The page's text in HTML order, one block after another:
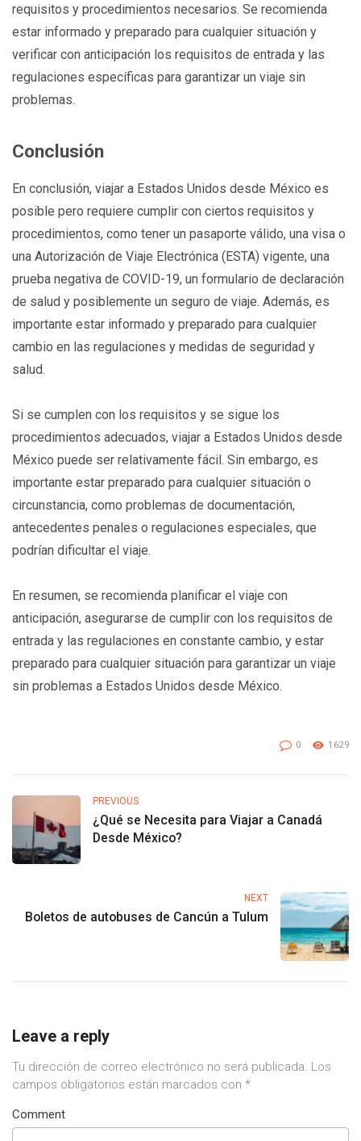
requisitos y procedimientos necesarios. Se recomienda
estar informado y preparado para cualquier situación y
verificar con anticipación los requisitos de entrada y las
regulaciones específicas para garantizar un viaje sin
problemas.
Conclusión
En conclusión, viajar a Estados Unidos desde México es
posible pero requiere cumplir con ciertos requisitos y
procedimientos, como tener un pasaporte válido, una visa o
una Autorización de Viaje Electrónica (ESTA) vigente, una
prueba negativa de COVID-19, un formulario de declaración
de salud y posiblemente un seguro de viaje. Además, es
importante estar informado y preparado para cualquier
cambio en las regulaciones y medidas de seguridad y
salud.
Si se cumplen con los requisitos y se sigue los
procedimientos adecuados, viajar a Estados Unidos desde
México puede ser relativamente fácil. Sin embargo, es
importante estar preparado para cualquier situación o
circunstancia, como problemas de documentación,
antecedentes penales o regulaciones especiales, que
podrían dificultar el viaje.
En resumen, se recomienda planificar el viaje con
anticipación, asegurarse de cumplir con los requisitos de
entrada y las regulaciones en constante cambio, y estar
preparado para cualquier situación para garantizar un viaje
sin problemas a Estados Unidos desde México.
0 1629
PREVIOUS
¿Qué se Necesita para Viajar a Canadá
Desde México?
NEXT
Boletos de autobuses de Cancún a Tulum
Leave a reply
Tu dirección de correo electrónico no será publicada. Los
campos obligatorios están marcados con *
Comment